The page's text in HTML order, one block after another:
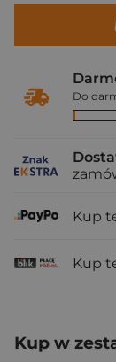
Do
Kup
Kup
Kup w